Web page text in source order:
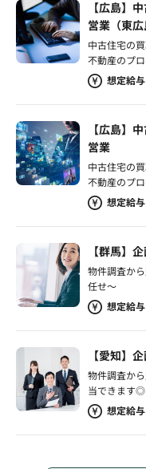
【広島】
営業（東広
中古住宅の
不動産のプ
想定給
【広島】
営業
中古住宅の
不動産のプ
想定給
【群馬】
物件調査か
任せ～
想定給
【愛知】
物件調査か
当できます◎
想定給